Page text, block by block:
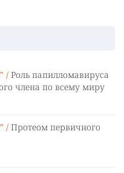
/ Роль папилломавируса
члена по всему миру
/ Протеом первичного